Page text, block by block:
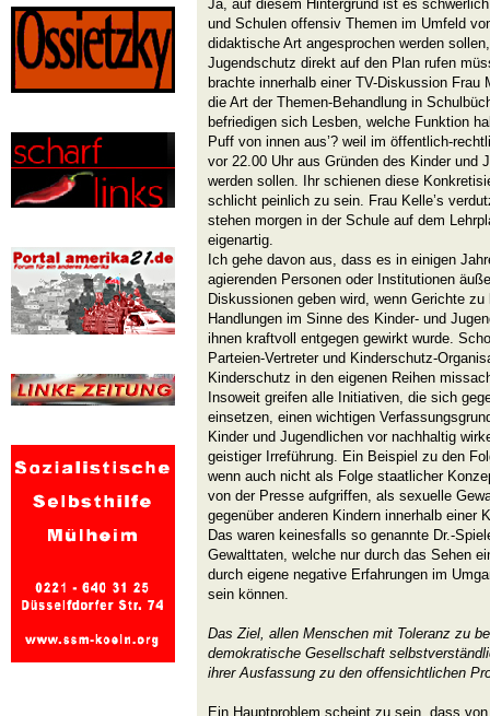
Ja, auf diesem Hintergrund ist es
und Schulen offensiv Themen im Umfeld
didaktische Art angesprochen werden
Jugendschutz direkt auf den Plan rufen
brachte innerhalb einer TV-Diskussion Frau
die Art der Themen-Behandlung in
befriedigen sich Lesben, welche Funktion
Puff von innen aus’? weil im öffentlich-
vor 22.00 Uhr aus Gründen des Kinder und
werden sollen. Ihr schienen diese
schlicht peinlich zu sein. Frau Kelle’s
stehen morgen in der Schule auf dem
eigenartig.
Ich gehe davon aus, dass es in einigen
agierenden Personen oder Institutionen
Diskussionen geben wird, wenn Gerichte
Handlungen im Sinne des Kinder- und
ihnen kraftvoll entgegen gewirkt wurde.
Parteien-Vertreter und Kinderschutz-
Kinderschutz in den eigenen Reihen
Insoweit greifen alle Initiativen, die sich
einsetzen, einen wichtigen
Kinder und Jugendlichen vor nachhaltig
geistiger Irreführung. Ein Beispiel zu den
wenn auch nicht als Folge staatlicher
von der Presse aufgriffen, als sexuelle
gegenüber anderen Kindern innerhalb einer
Das waren keinesfalls so genannte Dr.-
Gewalttaten, welche nur durch das Sehen
durch eigene negative Erfahrungen im
sein können.
Das Ziel, allen Menschen mit Toleranz zu
demokratische Gesellschaft
ihrer Ausfassung zu den offensichtlichen
Ein Hauptproblem scheint zu sein, dass